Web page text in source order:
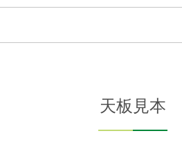
天板見本